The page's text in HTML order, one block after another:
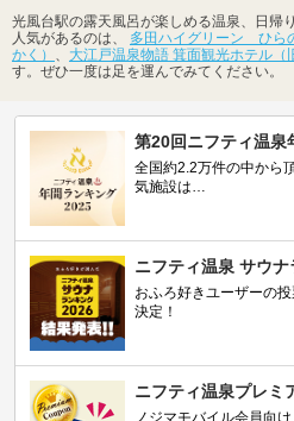
光風台駅の露天風呂が楽しめる温泉、日帰
人気があるのは、 多田ハイグリーン ひら
かく） 、 大江戸温泉物語 箕面観光ホテル
す。ぜひ一度は足を運んでみてください。
第20回ニフティ温泉
全国約2.2万件の中から
気施設は…
ニフティ温泉 サウ
おふろ好きユーザーの
決定！
ニフティ温泉プレミ
ノジマモバイル会員向